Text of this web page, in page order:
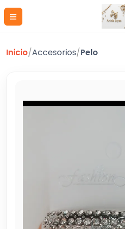
Inicio/Accesorios/Pelo